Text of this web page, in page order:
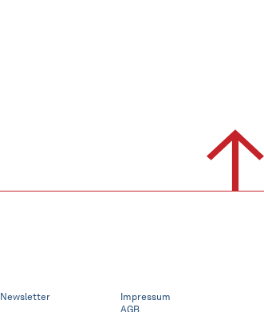
Newsletter
Impressum
AGB